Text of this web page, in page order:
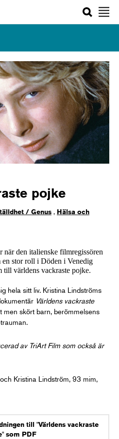
Sök
pojke
/ Genus , Hälsa och
den italienske filmregissören
stor roll i Döden i Venedig
till världens vackraste pojke.
hela sitt liv. Kristina Lindströms
Världens vackraste
skört barn, berömmelsens
av TriArt Film som också är
Kristina Lindström, 93 mim,
till "Världens vackraste
som PDF